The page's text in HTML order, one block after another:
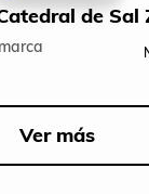
de Sal
Ver más